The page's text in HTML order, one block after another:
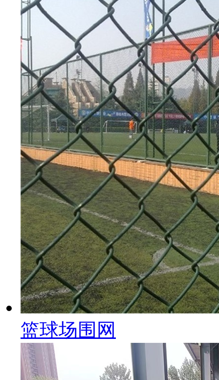
篮球场围网